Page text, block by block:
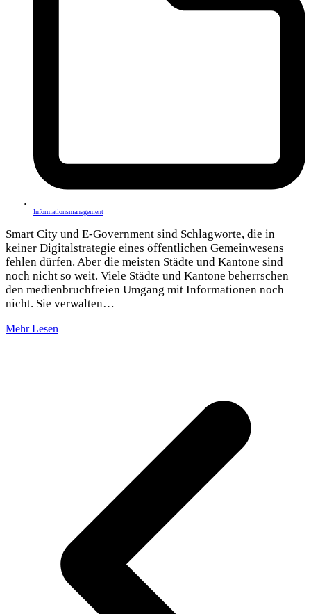
Informationsmanagement
Smart City und E-Government sind Schlagworte, die in
keiner Digitalstrategie eines öffentlichen Gemeinwesens
fehlen dürfen. Aber die meisten Städte und Kantone sind
noch nicht so weit. Viele Städte und Kantone beherrschen
den medienbruchfreien Umgang mit Informationen noch
nicht. Sie verwalten…
Mehr Lesen